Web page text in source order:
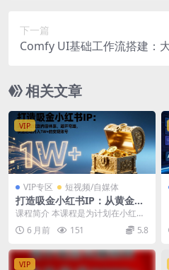
下一篇
Comfy UI基础工作流搭建：
相关文章
VIP
VIP专区 短视频/自媒体
打造吸金小红书IP：从黄金定
位到内容体系，避开弯路，快
速启动月入1W+的变现账号
课程简介 本课程是为计划在小红书
打造个人IP的初学者设计的系统性
陪跑课程。课程以...
6 月前 151 5.8
VIP